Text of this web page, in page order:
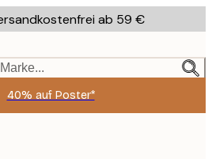
ab 59 €
40% auf Poster*